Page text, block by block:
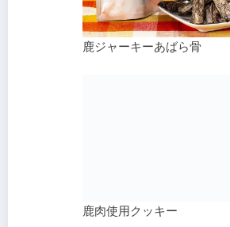
鹿ジャーキーあばら骨
鹿肉使用クッキー